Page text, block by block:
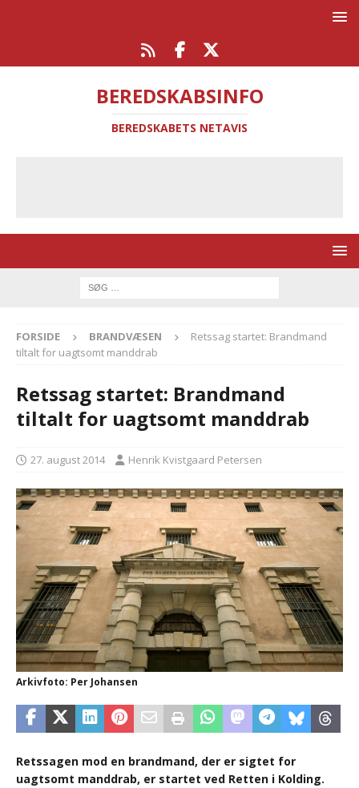
BEREDSKABSINFO
BEREDSKABETS NETAVIS
FORSIDE BRANDVÆSEN
Retssag startet: Brandmand
tiltalt for uagtsomt manddrab
Retssag startet: Brandmand
tiltalt for uagtsomt manddrab
27. august 2014 Henrik Kvistgaard Petersen
Arkivfoto: Per Johansen
Retssagen mod en brandmand, der er sigtet for
uagtsomt manddrab, er startet ved Retten i Kolding.